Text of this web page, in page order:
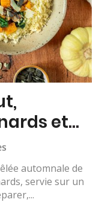
et
automnale de
servie sur un